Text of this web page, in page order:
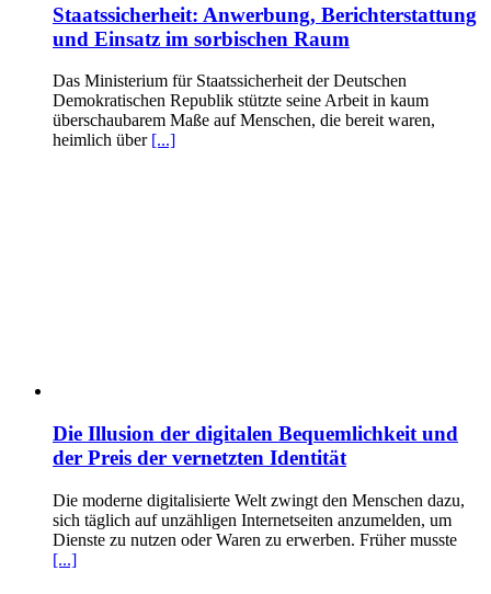
Staatssicherheit: Anwerbung, Berichterstattung
und Einsatz im sorbischen Raum
Das Ministerium für Staatssicherheit der Deutschen
Demokratischen Republik stützte seine Arbeit in kaum
überschaubarem Maße auf Menschen, die bereit waren,
heimlich über [...]
Die Illusion der digitalen Bequemlichkeit und
der Preis der vernetzten Identität
Die moderne digitalisierte Welt zwingt den Menschen dazu,
sich täglich auf unzähligen Internetseiten anzumelden, um
Dienste zu nutzen oder Waren zu erwerben. Früher musste
[...]